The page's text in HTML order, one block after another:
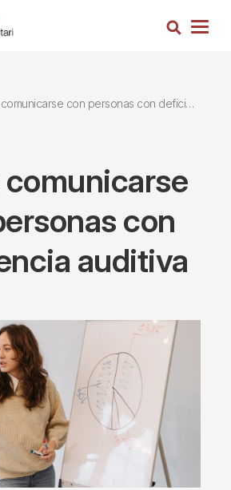
Busca
con personas con deficiencia auditiva
comunicarse
con
auditiva